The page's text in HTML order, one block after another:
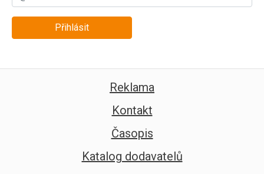
Přihlásit
Reklama
Kontakt
Časopis
Katalog dodavatelů